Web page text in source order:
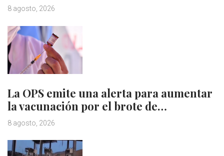
8 agosto, 2026
La OPS emite una alerta para aumentar
la vacunación por el brote de…
8 agosto, 2026